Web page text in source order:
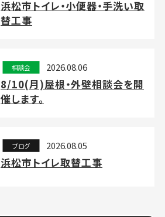
浜松市トイレ・小便器・手洗い取
替工事
相談会 2026.08.06
8/10(月)屋根・外壁相談会を開
催します。
ブログ 2026.08.05
浜松市トイレ取替工事